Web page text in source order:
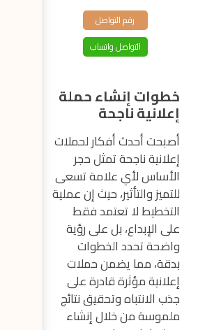
رقم التواصل
التواصل واتساب
خطوات إنشاء حملة
إعلانية ناجحة
أصبحت أحدث أفكار لحملات
إعلانية ناجحة تمثل حجر
الأساس لأي علامة تسعى
للتميز والتأثير، حيث إن عملية
التخطيط لا تعتمد فقط
على الإبداع، بل على رؤية
واضحة تحدد الخطوات
بدقة، مما يضمن حملات
إعلانية مؤثرة قادرة على
جذب الانتباه وتحقيق نتائج
ملموسة من خلال إنشاء